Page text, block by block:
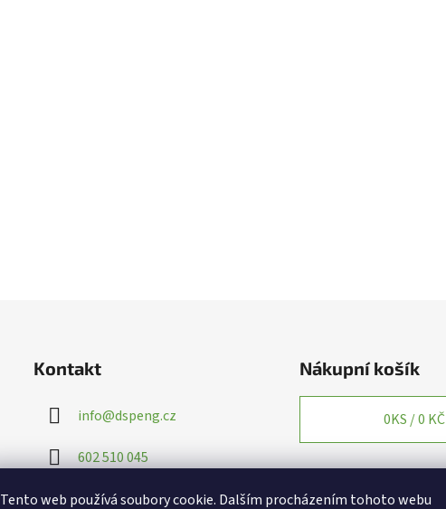
Tento web používá soubory cookie. Dalším procházením tohoto webu
Kontakt
info@dspeng.cz
602 510 045
Nákupní košík
0KS /0 KČ